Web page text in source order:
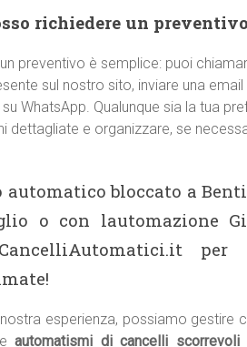
richiedere un
preventivo è semplice: puoi
sul nostro sito, inviare una email
WhatsApp. Qualunque sia la tua
dettagliate e organizzare, se
automatico bloccato a
o con lautomazione
esperienza, possiamo gestire
eautomatismi di cancelli scorrevoli